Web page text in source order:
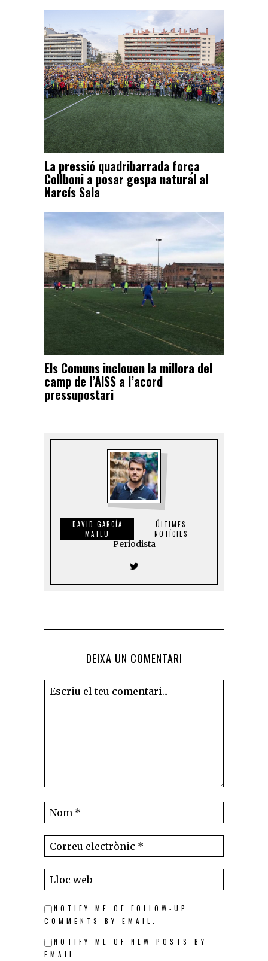
La pressió quadribarrada força
Collboni a posar gespa natural al
Narcís Sala
Els Comuns inclouen la millora del
camp de l’AISS a l’acord
pressupostari
DAVID GARCÍA
MATEU
ÚLTIMES
NOTÍCIES
Periodista
DEIXA UN COMENTARI
NOTIFY ME OF FOLLOW-UP
COMMENTS BY EMAIL.
NOTIFY ME OF NEW POSTS BY
EMAIL.